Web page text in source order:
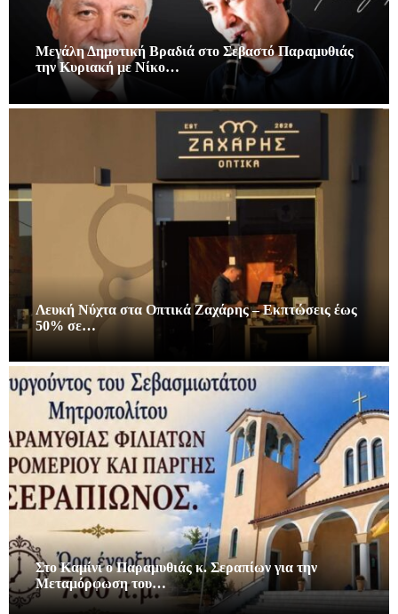
Μεγάλη Δημοτική Βραδιά στο Σεβαστό Παραμυθιάς
την Κυριακή με Νίκο…
Λευκή Νύχτα στα Οπτικά Ζαχάρης – Εκπτώσεις έως
50% σε…
Στο Καμίνι ο Παραμυθιάς κ. Σεραπίων για την
Μεταμόρφωση του…